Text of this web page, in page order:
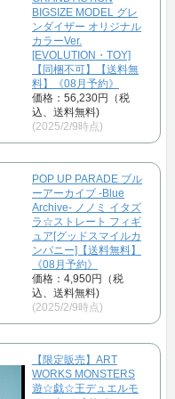
BIGSIZE MODEL グレ
ンダイザー オリジナル
カラーVer.
[EVOLUTION・TOY]
【同梱不可】【送料無
料】《08月予約》
価格：56,230円（税
込、送料無料)
(2025/2/9時点)
POP UP PARADE ブル
ーアーカイブ -Blue
Archive- ノノミ イタズ
ラ☆ストレート フィギ
ュア[グッドスマイルカ
ンパニー]【送料無料】
《08月予約》
価格：4,950円（税
込、送料無料)
(2025/2/9時点)
【限定販売】ART
WORKS MONSTERS
遊☆戯☆王デュエルモ